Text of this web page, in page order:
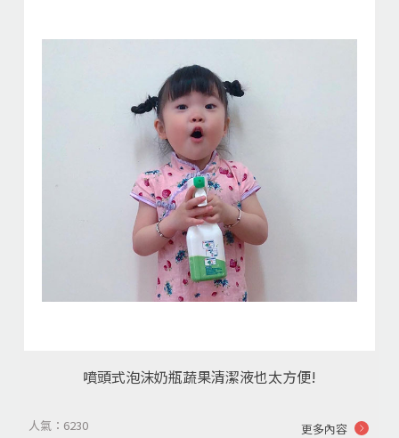
噴頭式泡沫奶瓶蔬果清潔液也太方便!
人氣：6230 更多內容